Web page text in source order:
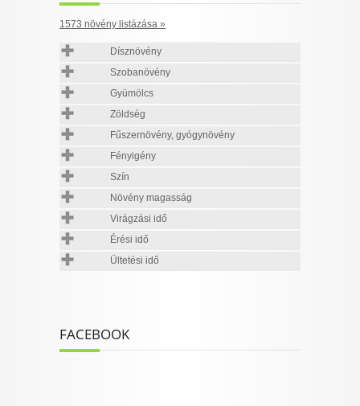
1573 növény listázása »
Dísznövény
Szobanövény
Gyümölcs
Zöldség
Fűszernövény, gyógynövény
Fényigény
Szín
Növény magasság
Virágzási idő
Érési idő
Ültetési idő
FACEBOOK